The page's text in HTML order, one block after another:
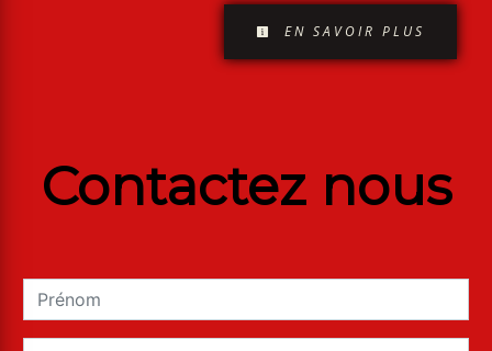
EN SAVOIR PLUS
Contactez nous